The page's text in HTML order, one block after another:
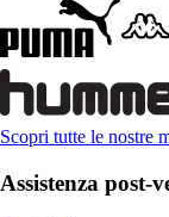
Scopri tutte le nostre
Assistenza post-